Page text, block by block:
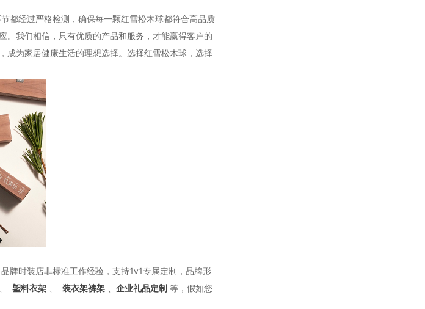
经过严格检测，确保每一颗红雪松木球都符合高品质
。我们相信，只有优质的产品和服务，才能赢得客户的
成为家居健康生活的理想选择。选择红雪松木球，选择
时装店非标准工作经验，支持1v1专属定制，品牌形
塑料衣架 装衣架裤架 企业礼品定制 等，假如您